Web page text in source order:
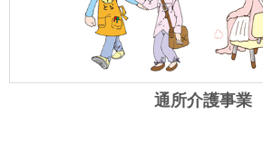
通所介護事業